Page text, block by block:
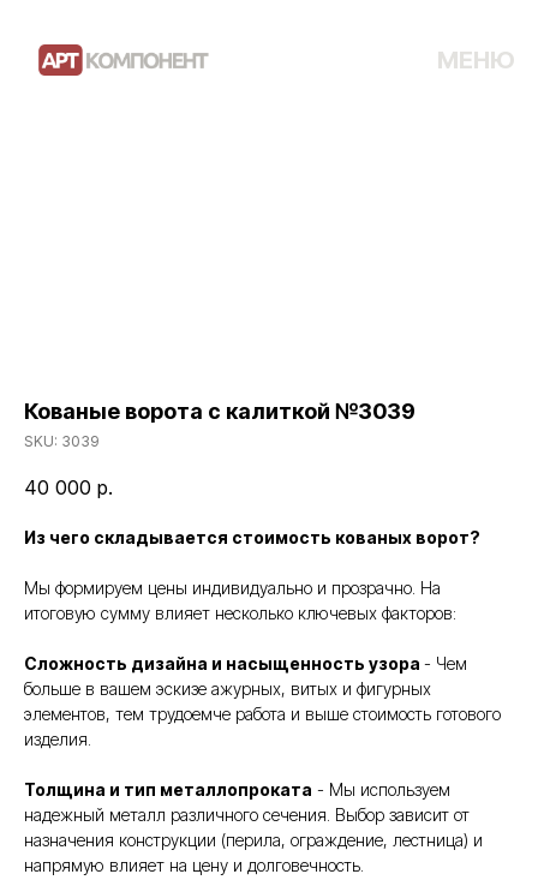
МЕНЮ
Кованые ворота с калиткой №3039
SKU: 3039
40 000 р.
Из чего складывается стоимость кованых ворот?
Мы формируем цены индивидуально и прозрачно. На
итоговую сумму влияет несколько ключевых факторов:
Сложность дизайна и насыщенность узора - Чем
больше в вашем эскизе ажурных, витых и фигурных
элементов, тем трудоемче работа и выше стоимость готового
изделия.
Толщина и тип металлопроката - Мы используем
надежный металл различного сечения. Выбор зависит от
назначения конструкции (перила, ограждение, лестница) и
напрямую влияет на цену и долговечность.